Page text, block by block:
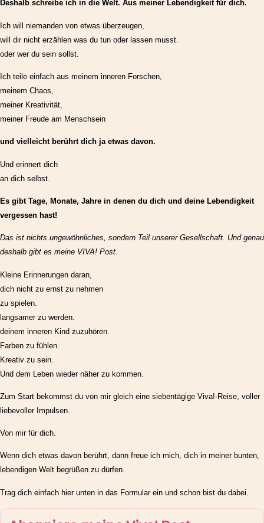
Deshalb schreibe ich in die Welt. Aus meiner Lebendigkeit für dich.
Ich will niemanden von etwas überzeugen,
will dir nicht erzählen was du tun oder lassen musst.
oder wer du sein sollst.
Ich teile einfach aus meinem inneren Forschen,
meinem Chaos,
meiner Kreativität,
meiner Freude am Menschsein
und vielleicht berührt dich ja etwas davon.
Und erinnert dich
an dich selbst.
Es gibt Tage, Monate, Jahre in denen du dich und deine Lebendigkeit
vergessen hast!
Das ist nichts ungewöhnliches, sondern Teil unserer Gesellschaft. Und genau
deshalb gibt es meine VIVA! Post.
Kleine Erinnerungen daran,
dich nicht zu ernst zu nehmen
zu spielen.
langsamer zu werden.
deinem inneren Kind zuzuhören.
Farben zu fühlen.
Kreativ zu sein.
Und dem Leben wieder näher zu kommen.
Zum Start bekommst du von mir gleich eine siebentägige Viva!-Reise, voller
liebevoller Impulsen.
Von mir für dich.
Wenn dich etwas davon berührt, dann freue ich mich, dich in meiner bunten,
lebendigen Welt begrüßen zu dürfen.
Trag dich einfach hier unten in das Formular ein und schon bist du dabei.